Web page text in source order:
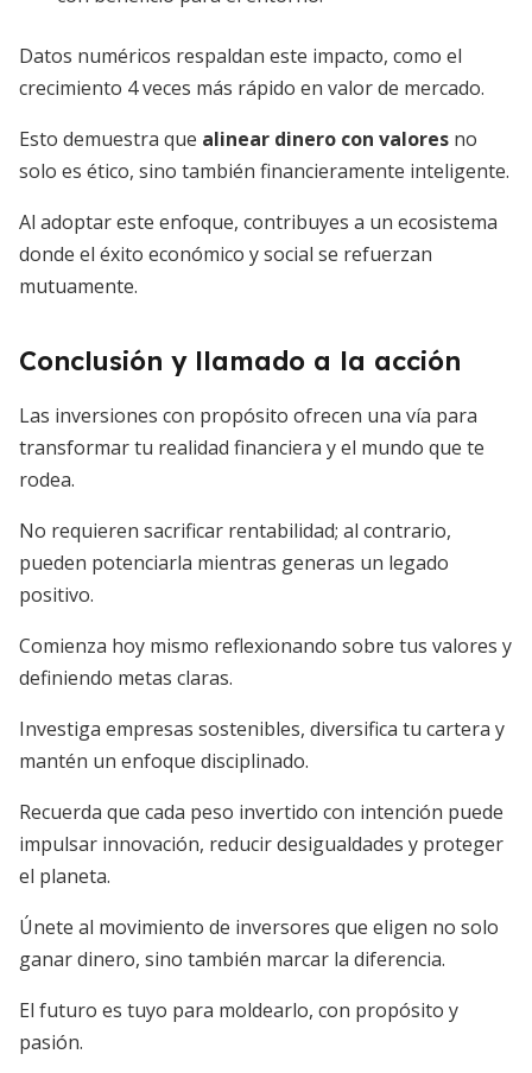
Datos numéricos respaldan este impacto, como el
crecimiento 4 veces más rápido en valor de mercado.
Esto demuestra que alinear dinero con valores no
solo es ético, sino también financieramente inteligente.
Al adoptar este enfoque, contribuyes a un ecosistema
donde el éxito económico y social se refuerzan
mutuamente.
Conclusión y llamado a la acción
Las inversiones con propósito ofrecen una vía para
transformar tu realidad financiera y el mundo que te
rodea.
No requieren sacrificar rentabilidad; al contrario,
pueden potenciarla mientras generas un legado
positivo.
Comienza hoy mismo reflexionando sobre tus valores y
definiendo metas claras.
Investiga empresas sostenibles, diversifica tu cartera y
mantén un enfoque disciplinado.
Recuerda que cada peso invertido con intención puede
impulsar innovación, reducir desigualdades y proteger
el planeta.
Únete al movimiento de inversores que eligen no solo
ganar dinero, sino también marcar la diferencia.
El futuro es tuyo para moldearlo, con propósito y
pasión.